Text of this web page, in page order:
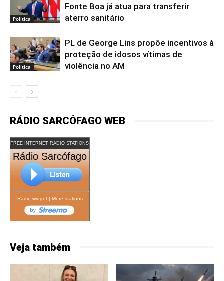
Política
Fonte Boa já atua para transferir
aterro sanitário
Política
PL de George Lins propõe incentivos à
proteção de idosos vítimas de
violência no AM
RÁDIO SARCÓFAGO WEB
FREE INTERNET RADIO STATIONS
Rádio Sarcófago
Radio widget| More stations
Veja também